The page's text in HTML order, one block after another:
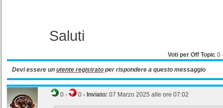
Saluti
Voti per Off Topic 0
Devi essere un utente registrato per rispondere a questo messaggio
0 - 0 - Inviato: 07 Marzo 2025 alle ore 07:02